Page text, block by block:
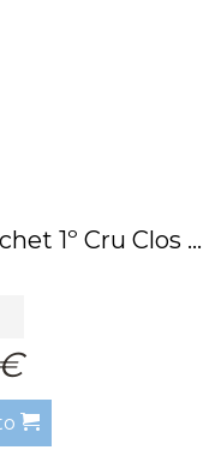
1º Cru Clos ...